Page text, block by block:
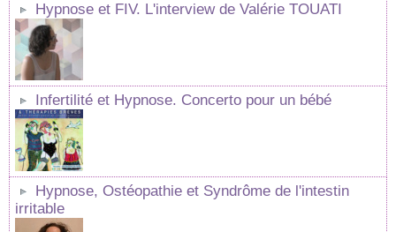
Hypnose et FIV. L'interview de Valérie TOUATI
Infertilité et Hypnose. Concerto pour un bébé
Hypnose, Ostéopathie et Syndrôme de l'intestin
irritable